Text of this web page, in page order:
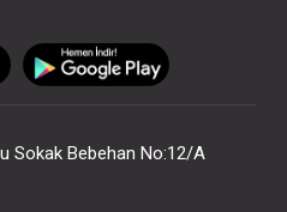
Sokak Bebehan No:12/A